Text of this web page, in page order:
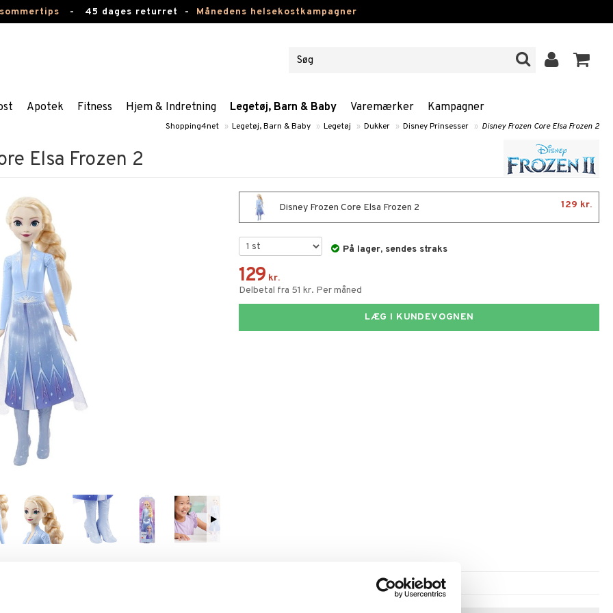
- 45 dages returret - Månedens helsekostkampagner
Apotek Fitness Hjem & Indretning Legetøj, Barn & Baby Varemærker Kampagner
Shopping4net » Legetøj, Barn & Baby » Legetøj » Dukker » Disney Prinsesser » Disney Frozen Core Elsa Frozen 2
Elsa Frozen 2
Disney Frozen Core Elsa Frozen 2 129 kr.
På lager, sendes straks
129 kr.
Delbetal fra 51 kr. Per måned
LÆG I KUNDEVOGNEN